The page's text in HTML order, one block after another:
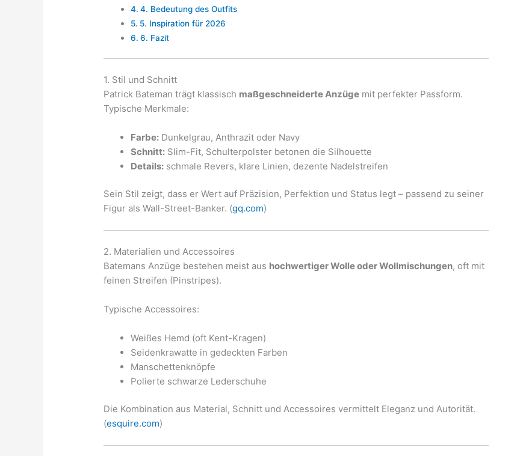
4. Bedeutung des Outfits
5. Inspiration für 2026
6. Fazit
1. Stil und Schnitt
Patrick Bateman trägt klassisch maßgeschneiderte Anzüge mit perfekter Passform.
Typische Merkmale:
Farbe: Dunkelgrau, Anthrazit oder Navy
Schnitt: Slim-Fit, Schulterpolster betonen die Silhouette
Details: schmale Revers, klare Linien, dezente Nadelstreifen
Sein Stil zeigt, dass er Wert auf Präzision, Perfektion und Status legt – passend zu seiner
Figur als Wall-Street-Banker. (gq.com)
2. Materialien und Accessoires
Batemans Anzüge bestehen meist aus hochwertiger Wolle oder Wollmischungen, oft mit
feinen Streifen (Pinstripes).
Typische Accessoires:
Weißes Hemd (oft Kent-Kragen)
Seidenkrawatte in gedeckten Farben
Manschettenknöpfe
Polierte schwarze Lederschuhe
Die Kombination aus Material, Schnitt und Accessoires vermittelt Eleganz und Autorität.
(esquire.com)